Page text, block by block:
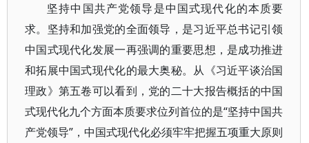
坚持中国共产党领导是中国式现代化的本质要
求。坚持和加强党的全面领导，是习近平总书记引领
中国式现代化发展一再强调的重要思想，是成功推进
和拓展中国式现代化的最大奥秘。从《习近平谈治国
理政》第五卷可以看到，党的二十大报告概括的中国
式现代化九个方面本质要求位列首位的是“坚持中国共
产党领导”，中国式现代化必须牢牢把握五项重大原则